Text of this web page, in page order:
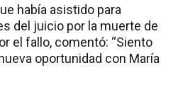
había asistido para
del juicio por la muerte de
el fallo, comentó: “Siento
oportunidad con María